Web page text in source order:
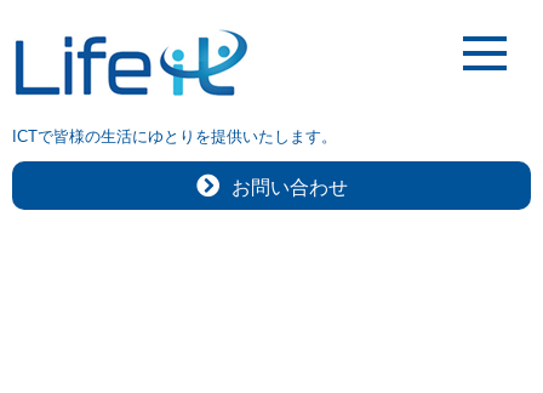
ICTで皆様の生活にゆとりを提供いたします。
お問い合わせ